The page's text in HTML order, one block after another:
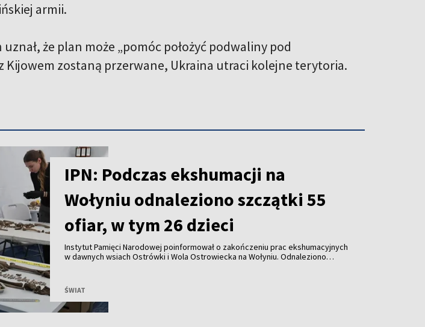
armii.
że plan może „pomóc położyć podwaliny pod
Kijowem zostaną przerwane, Ukraina utraci kolejne terytoria.
IPN: Podczas ekshumacji na
Wołyniu odnaleziono szczątki 55
ofiar, w tym 26 dzieci
Instytut Pamięci Narodowej poinformował o zakończeniu prac ekshumacyjnych
w dawnych wsiach Ostrówki i Wola Ostrowiecka na Wołyniu. Odnaleziono
ŚWIAT